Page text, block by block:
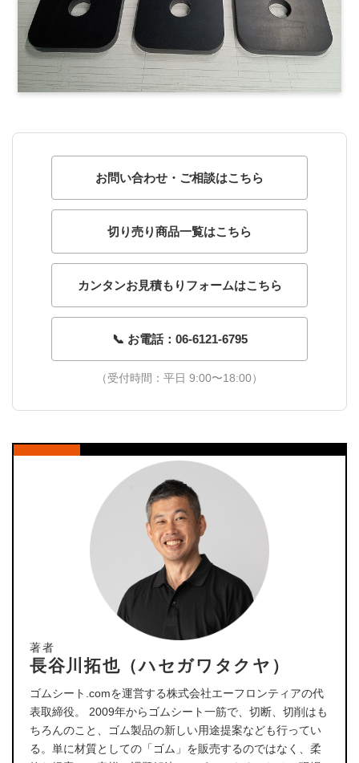
お問い合わせ・ご相談はこちら
切り売り商品一覧はこちら
カンタンお見積もりフォームはこちら
📞 お電話：06-6121-6795
（受付時間：平日 9:00〜18:00）
著者
長谷川拓也（ハセガワタクヤ）
ゴムシート.comを運営する株式会社エーフロンティアの代
表取締役。 2009年からゴムシート一筋で、切断、切削はも
ちろんのこと、ゴム製品の新しい用途提案なども行ってい
る。単に材質としての「ゴム」を販売するのではなく、柔